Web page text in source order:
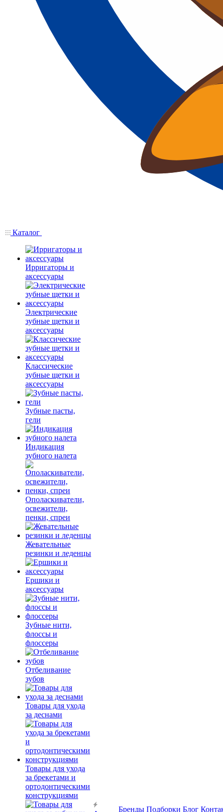
Каталог
Ирригаторы и
аксессуары
Электрические
зубные щетки и
аксессуары
Классические
зубные щетки и
аксессуары
Зубные пасты,
гели
Индикация
зубного налета
Ополаскиватели,
освежители,
пенки, спреи
Жевательные
резинки и леденцы
Ершики и
аксессуары
Зубные нити,
флоссы и
флоссеры
Отбеливание
зубов
Товары для ухода
за деснами
Товары для ухода
за брекетами и
ортодонтическими
конструкциями
Бренды Подборки Блог